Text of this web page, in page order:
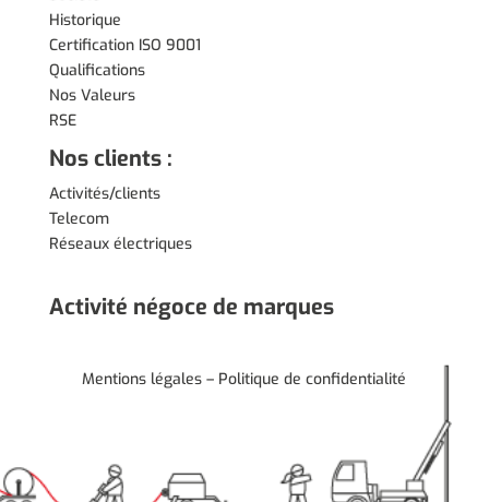
Historique
Certification ISO 9001
Qualifications
Nos Valeurs
RSE
Nos clients :
Activités/clients
Telecom
Réseaux électriques
Activité négoce de marques
Mentions légales – Politique de confidentialité